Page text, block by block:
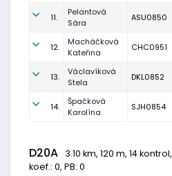
11.
Pelantová
Sára
ASU0850
12.
Macháčková
Kateřina
CHC0951
13.
Václavíková
Stela
DKL0852
14.
Špačková
Karolína
SJH0854
D20A 3.10 km, 120 m, 14 kontrol,
koef.: 0, PB: 0